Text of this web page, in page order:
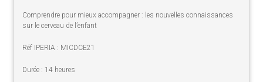
Comprendre pour mieux accompagner : les nouvelles connaissances
sur le cerveau de l’enfant
Réf IPERIA : MICDCE21
Durée : 14 heures